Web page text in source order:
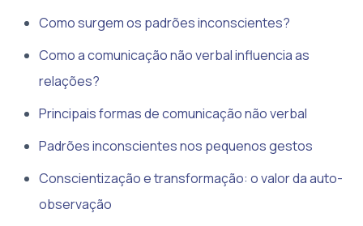
Como surgem os padrões inconscientes?
Como a comunicação não verbal influencia as
relações?
Principais formas de comunicação não verbal
Padrões inconscientes nos pequenos gestos
Conscientização e transformação: o valor da auto-
observação